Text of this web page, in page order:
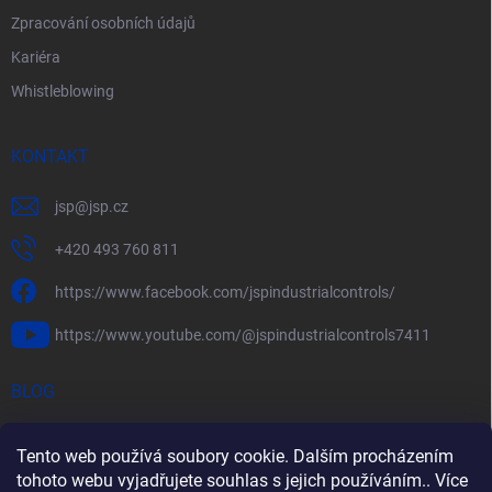
Tento web používá soubory cookie. Dalším procházením
tohoto webu vyjadřujete souhlas s jejich používáním.. Více
Zpracování osobních údajů
Kariéra
Whistleblowing
KONTAKT
jsp@jsp.cz
+420 493 760 811
https://www.facebook.com/jspindustrialcontrols/
https://www.youtube.com/@jspindustrialcontrols7411
BLOG
Stručný průvodce prostředím s nebezpečím výbuchu